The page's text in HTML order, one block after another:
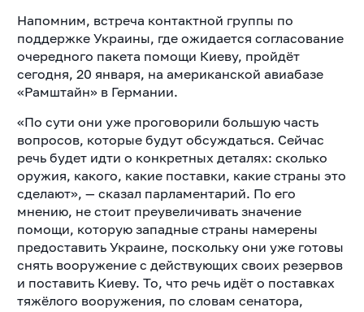
Напомним, встреча контактной группы по
поддержке Украины, где ожидается согласование
очередного пакета помощи Киеву, пройдёт
сегодня, 20 января, на американской авиабазе
«Рамштайн» в Германии.
«По сути они уже проговорили большую часть
вопросов, которые будут обсуждаться. Сейчас
речь будет идти о конкретных деталях: сколько
оружия, какого, какие поставки, какие страны это
сделают», — сказал парламентарий. По его
мнению, не стоит преувеличивать значение
помощи, которую западные страны намерены
предоставить Украине, поскольку они уже готовы
снять вооружение с действующих своих резервов
и поставить Киеву. То, что речь идёт о поставках
тяжёлого вооружения, по словам сенатора,